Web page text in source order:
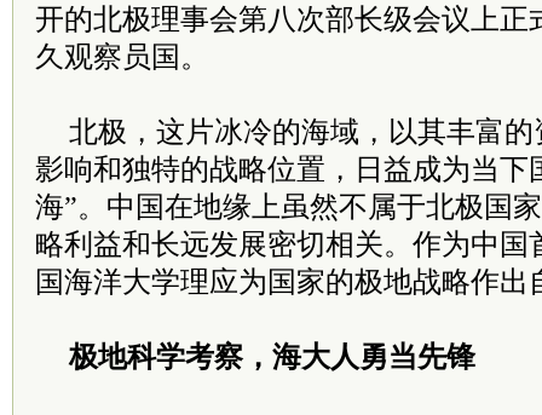
开的北极理事会第八次部长级会议上正
久观察员国。
北极，这片冰冷的海域，以其丰富
影响和独特的战略位置，日益成为当下
海”。中国在地缘上虽然不属于北极国
略利益和长远发展密切相关。作为中国
国海洋大学理应为国家的极地战略作出
极地科学考察，海大人勇当先锋